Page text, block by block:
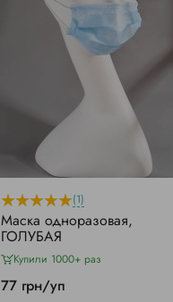
(1)
Маска одноразовая,
ГОЛУБАЯ
Купили 1000+ раз
77 грн/уп